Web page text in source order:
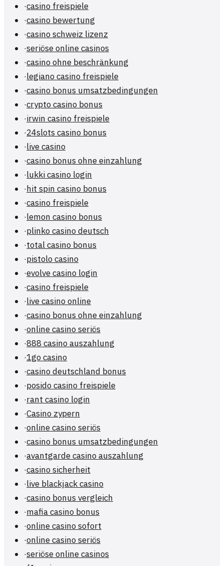
·casino freispiele
·casino bewertung
·casino schweiz lizenz
·seriöse online casinos
·casino ohne beschränkung
·legiano casino freispiele
·casino bonus umsatzbedingungen
·crypto casino bonus
·irwin casino freispiele
·24slots casino bonus
·live casino
·casino bonus ohne einzahlung
·lukki casino login
·hit spin casino bonus
·casino freispiele
·lemon casino bonus
·plinko casino deutsch
·total casino bonus
·pistolo casino
·evolve casino login
·casino freispiele
·live casino online
·casino bonus ohne einzahlung
·online casino seriös
·888 casino auszahlung
·1go casino
·casino deutschland bonus
·posido casino freispiele
·rant casino login
·Casino zypern
·online casino seriös
·casino bonus umsatzbedingungen
·avantgarde casino auszahlung
·casino sicherheit
·live blackjack casino
·casino bonus vergleich
·mafia casino bonus
·online casino sofort
·online casino seriös
·seriöse online casinos